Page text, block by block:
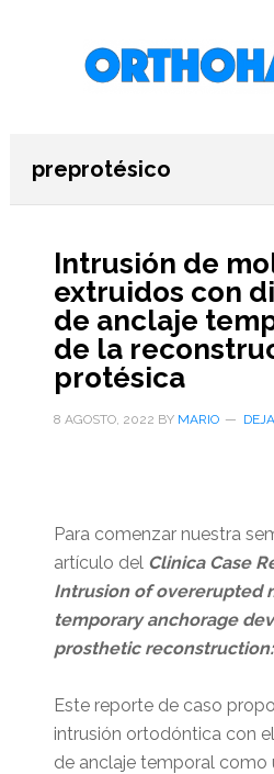
preprotésico
Intrusión de
extruidos con
de anclaje
de la
protésica
8 AGOSTO, 2022 BY MARIO
Para comenzar nuestra
artículo del Clinica Case
Intrusion of overerupted
temporary anchorage
prosthetic
Este reporte de caso
intrusión ortodóntica con
de anclaje temporal como